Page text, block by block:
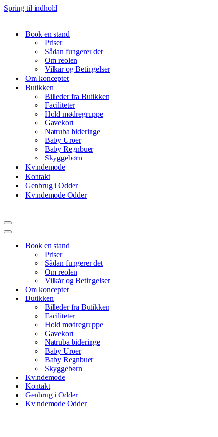
Spring til indhold
Book en stand
Priser
Sådan fungerer det
Om reolen
Vilkår og Betingelser
Om konceptet
Butikken
Billeder fra Butikken
Faciliteter
Hold mødregruppe
Gavekort
Natruba bideringe
Baby Uroer
Baby Regnbuer
Skyggebørn
Kvindemode
Kontakt
Genbrug i Odder
Kvindemode Odder
Navigation
menu
Navigation
Book en stand
Priser
Sådan fungerer det
Om reolen
Vilkår og Betingelser
Om konceptet
Butikken
Billeder fra Butikken
Faciliteter
Hold mødregruppe
Gavekort
Natruba bideringe
Baby Uroer
Baby Regnbuer
Skyggebørn
Kvindemode
Kontakt
Genbrug i Odder
Kvindemode Odder